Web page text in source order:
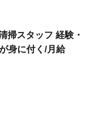
掃スタッフ 経験・
身に付く/月給